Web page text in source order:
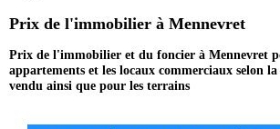
Prix de l'immobilier à Mennevret
Prix de l'immobilier et du foncier à Mennevret
appartements et les locaux commerciaux selon
vendu ainsi que pour les terrains